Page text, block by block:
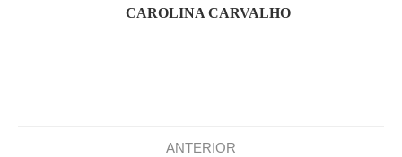
CAROLINA CARVALHO
ANTERIOR